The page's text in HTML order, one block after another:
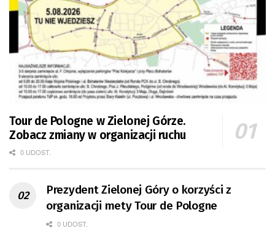
Tour de Pologne w Zielonej Górze.
Zobacz zmiany w organizacji ruchu
0 UDOST.
Prezydent Zielonej Góry o korzyści z
organizacji mety Tour de Pologne
0 UDOST.